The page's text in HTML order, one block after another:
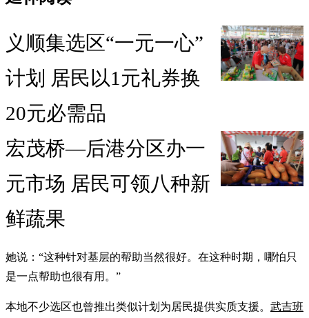
义顺集选区“一元一心”
计划 居民以1元礼券换
20元必需品
宏茂桥—后港分区办一
元市场 居民可领八种新
鲜蔬果
她说：“这种针对基层的帮助当然很好。在这种时期，哪怕只
是一点帮助也很有用。”
本地不少选区也曾推出类似计划为居民提供实质支援。 武吉班